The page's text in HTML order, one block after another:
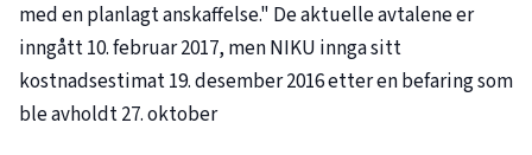
med en planlagt anskaffelse." De aktuelle avtalene er
inngått 10. februar 2017, men NIKU innga sitt
kostnadsestimat 19. desember 2016 etter en befaring som
ble avholdt 27. oktober